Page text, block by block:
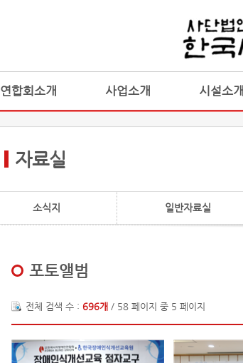
연합회소개 사업소개 시설소개
자료실
소식지 일반자료실
포토앨범
전체 검색 수 : 696개 / 58 페이지 중 5 페이지